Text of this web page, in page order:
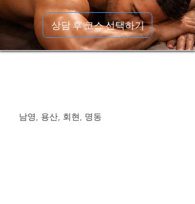
상담 후 코스 선택하기
남영, 용산, 회현, 명동